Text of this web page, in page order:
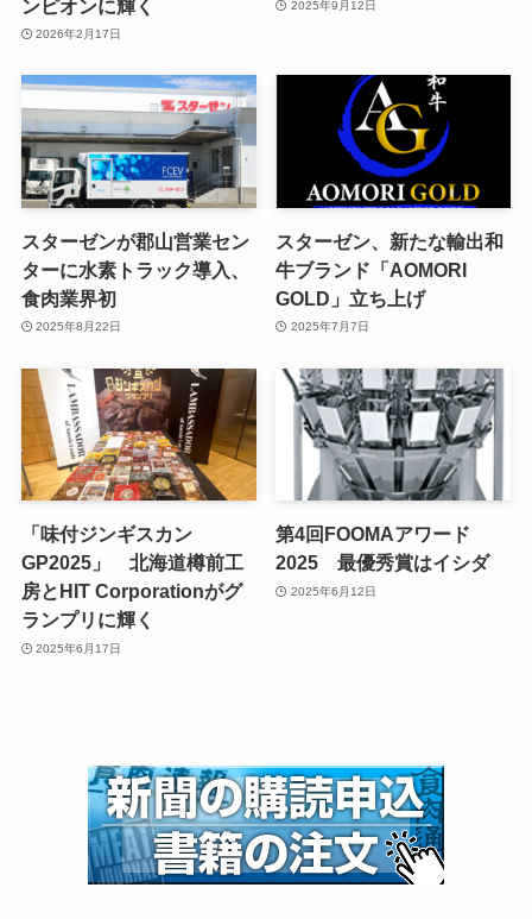
ンピオンに輝く
2026年2月17日
2025年9月12日
スターゼンが郡山営業セン
ターに水素トラック導入、
食肉業界初
2025年8月22日
スターゼン、新たな輸出和
牛ブランド「AOMORI
GOLD」立ち上げ
2025年7月7日
「味付ジンギスカン
GP2025」 北海道樽前工
房とHIT Corporationがグ
ランプリに輝く
2025年6月17日
第4回FOOMAアワード
2025 最優秀賞はイシダ
2025年6月12日